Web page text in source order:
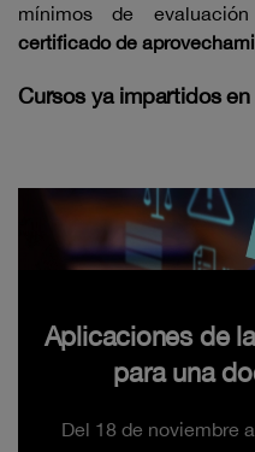
mínimos de
certificado de
Cursos ya impartidos
Aplicaciones de
para una
Del 18 de noviembre